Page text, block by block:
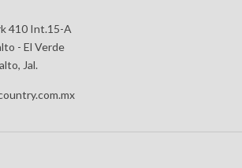
410 Int.15-A
- El Verde
Jal.